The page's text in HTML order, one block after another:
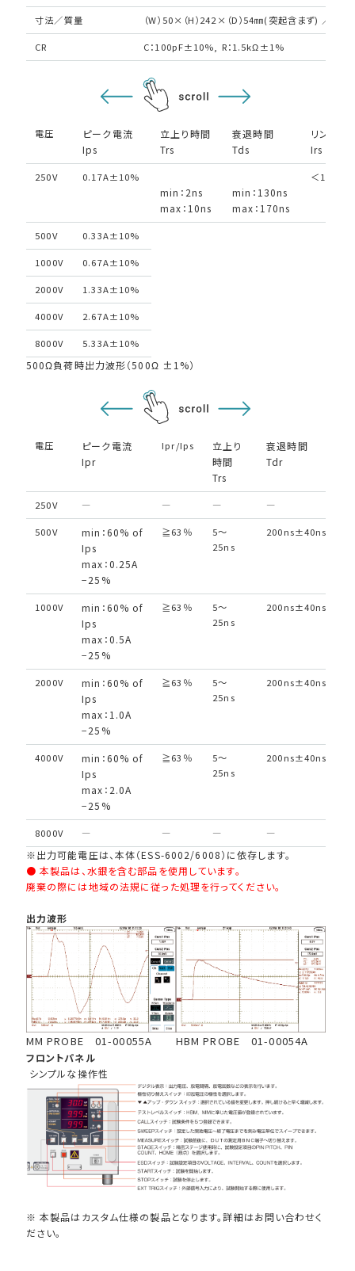
English 中文
寸法／質量 （W）50×（H）242×（D）54㎜(突起含まず) ／約
CR C：100pF±10%, R：1.5kΩ±1%
電圧
ピーク電流
Ips
立上り時間
Trs
衰退時間
Tds
リンギン
Irs
250V 0.17A±10%
min：2ns
max：10ns
min：130ns
max：170ns
＜15%
500V 0.33A±10%
1000V 0.67A±10%
2000V 1.33A±10%
4000V 2.67A±10%
8000V 5.33A±10%
500Ω負荷時出力波形（500Ω ±1%）
電圧
ピーク電流
Ipr
Ipr/Ips
立上り
時間
Trs
衰退時間
Tdr
250V ― ― ― ―
500V
min：60% of
Ips
max：0.25A
−25%
≧63％
5〜
25ns
200ns±40ns
1000V
min：60% of
Ips
max：0.5A
−25%
≧63％
5〜
25ns
200ns±40ns
2000V
min：60% of
Ips
max：1.0A
−25%
≧63％
5〜
25ns
200ns±40ns
4000V
min：60% of
Ips
max：2.0A
−25%
≧63％
5〜
25ns
200ns±40ns
8000V ― ― ― ―
※出力可能電圧は、本体（ESS-6002/6008）に依存します。
● 本製品は、水銀を含む部品を使用しています。
廃棄の際には地域の法規に従った処理を行ってください。
出力波形
MM PROBE 01-00055A HBM PROBE 01-00054A
フロントパネル
シンプルな操作性
※ 本製品はカスタム仕様の製品となります。詳細はお問い合わせく
ださい。